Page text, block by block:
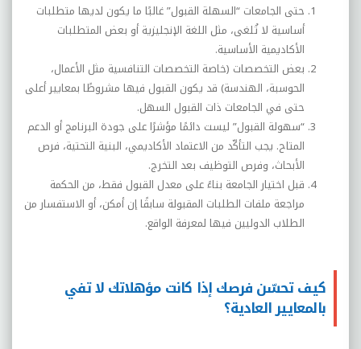
حتى الجامعات “السهلة القبول” غالبًا ما يكون لديها متطلبات
أساسية لا تُلغى، مثل اللغة الإنجليزية أو بعض المتطلبات
الأكاديمية الأساسية.
بعض التخصصات (خاصة التخصصات التنافسية مثل الأعمال،
الحوسبة، الهندسة) قد يكون القبول فيها مشروطًا بمعايير أعلى
حتى في الجامعات ذات القبول السهل.
“سهولة القبول” ليست دائمًا مؤشرًا على جودة البرنامج أو الدعم
المتاح. يجب التأكّد من الاعتماد الأكاديمي، البنية التحتية، فرص
الأبحاث، وفرص التوظيف بعد التخرج.
قبل اختيار الجامعة بناءً على معدل القبول فقط، من الحكمة
مراجعة ملفات الطلبات المقبولة سابقًا إن أمكن، أو الاستفسار من
الطلاب الدوليين فيها لمعرفة الواقع.
كيف تحسّن فرصك إذا كانت مؤهلاتك لا تفي
بالمعايير العادية؟